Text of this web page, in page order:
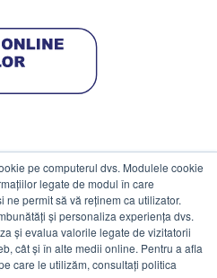
pe computerul dvs. Modulele cookie
legate de modul în care
permit să vă reținem ca utilizator.
și personaliza experiența dvs.
și evalua valorile legate de vizitatorii
cât și în alte medii online. Pentru a afla
care le utilizăm, consultați politica